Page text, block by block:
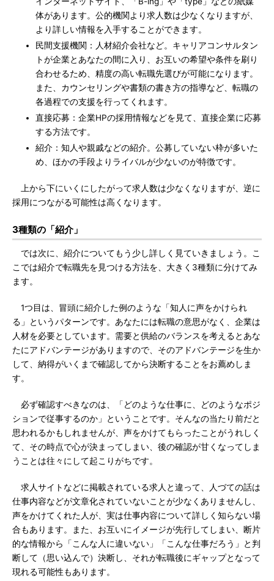
体があります。公的機関より求人数は少なくなりますが、
より詳しい情報を入手することができます。
民間支援機関：人材紹介会社など。キャリアコンサルタン
トが企業とあなたの間に入り、お互いの希望や条件を刷り
合わせるため、精度の高い転職先選びが可能になります。
また、カウンセリングや書類の書き方の指導など、転職の
各過程での支援を行ってくれます。
直接応募：企業HPの採用情報などを見て、直接企業に応募
する方法です。
紹介：知人や親戚などの紹介。公募していない枠が多いた
め、ほかの手段よりライバルが少ないのが特徴です。
上から下にいくにしたがって求人数は少なくなりますが、逆に
採用につながる可能性は高くなります。
3種類の「紹介」
では次に、紹介についてもう少し詳しく見ていきましょう。こ
こでは紹介で転職先を見つける方法を、大きく3種類に分けてみ
ます。
1つ目は、冒頭に紹介した例のような「知人に声をかけられ
る」というパターンです。あなたには転職の意思がなく、企業は
人材を必要としています。需要と供給のバランスを考えるとあな
たにアドバンテージがありますので、そのアドバンテージを生か
して、納得がいくまで確認してから決断することをお薦めしま
す。
必ず確認すべきなのは、「どのような仕事に、どのようなポジ
ションで従事するのか」ということです。そんなの当たり前だと
思われるかもしれませんが、声をかけてもらったことがうれしく
て、その時点で心が決まってしまい、後の確認が甘くなってしま
うことは往々にして起こりがちです。
求人サイトなどに掲載されている求人と違って、人づての話は
仕事内容などが文章化されていないことが少なくありませんし、
声をかけてくれた人が、実は仕事内容について詳しく知らない場
合もあります。また、お互いにイメージが先行してしまい、断片
的な情報から「こんな人に違いない」「こんな仕事だろう」と判
断して（思い込んで）決断し、それが転職後にギャップとなって
現れる可能性もあります。